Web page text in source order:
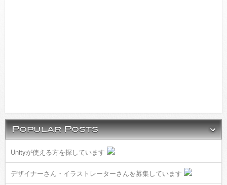
Unityが使える方を探しています
デザイナーさん・イラストレーターさんを募集しています